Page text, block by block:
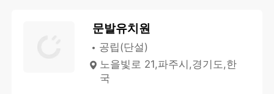
문발유치원
공립(단설)
노을빛로 21,파주시,경기도,한
국